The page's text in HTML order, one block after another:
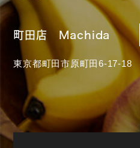
町田店 Machida
東京都町田市原町田6-17-